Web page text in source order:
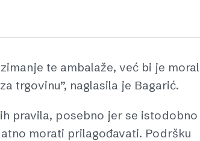
te ambalaže, već bi je
trgovinu”, naglasila je Bagarić.
pravila, posebno jer se istodobno
morati prilagođavati. Podršku